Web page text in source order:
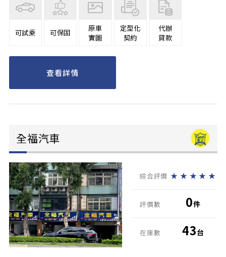
可試乘 可保固
原車
實圖
定型化
契約
代辦
貸款
查看詳情
全福汽車
綜合評價 ★ ★ ★ ★ ★
評價數 0件
在庫數 43台